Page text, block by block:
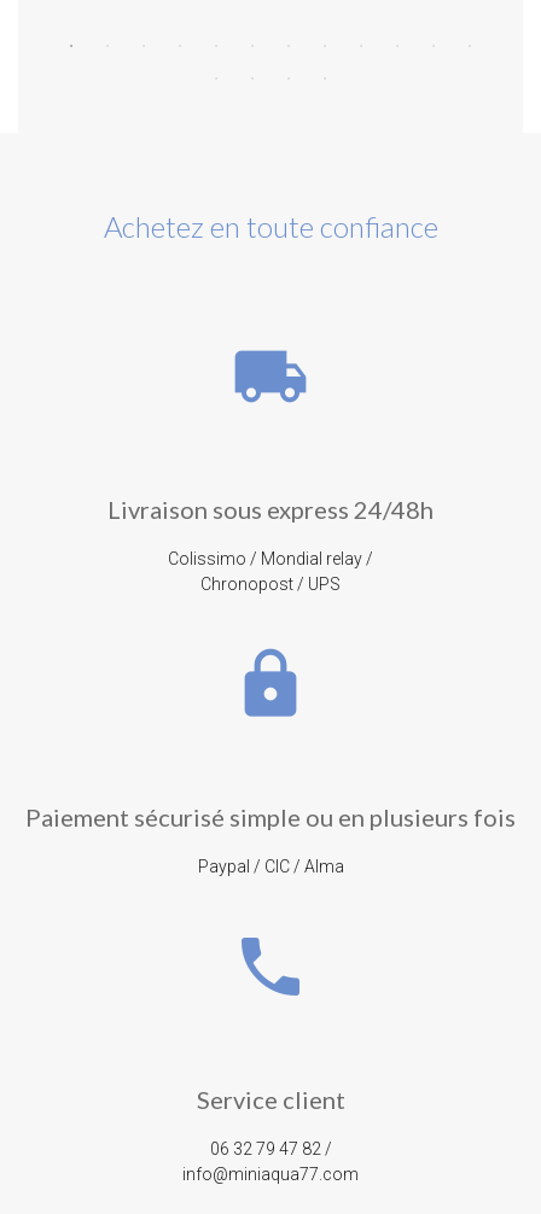
Achetez en toute confiance
local_shipping
Livraison sous express 24/48h
Colissimo / Mondial relay /
Chronopost / UPS
lock
Paiement sécurisé simple ou en plusieurs fois
Paypal / CIC / Alma
phone
Service client
06 32 79 47 82 /
info@miniaqua77.com